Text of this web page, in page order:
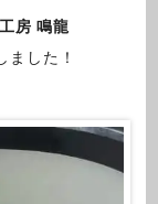
房 鳴龍
ました！